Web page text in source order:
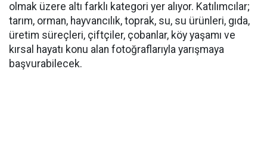
olmak üzere altı farklı kategori yer alıyor. Katılımcılar;
tarım, orman, hayvancılık, toprak, su, su ürünleri, gıda,
üretim süreçleri, çiftçiler, çobanlar, köy yaşamı ve
kırsal hayatı konu alan fotoğraflarıyla yarışmaya
başvurabilecek.